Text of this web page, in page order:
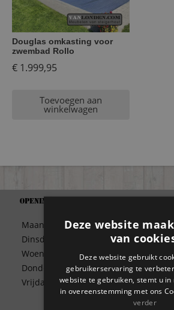
Douglas omkasting voor
zwembad Rollo
€ 1.999,95
Toevoegen aan
winkelwagen
Openingstijden
Maandag
Dinsdag
Woensdag
Donderdag
Vrijdag
09:30 – 17:00
09:30 – 17:00
09:30 – 17:00
09:30 – 17:00
09:30 – 17:00
Contact
Meest
Deze website
van
Deze website gebruikt
gebruikerservaring te
website te gebruiken, stemt u
in overeenstemming met ons
verder